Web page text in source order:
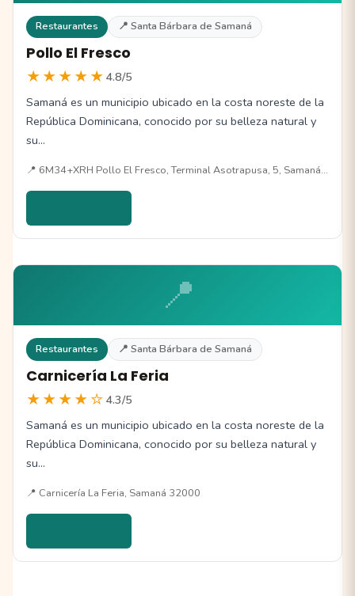
Restaurantes 📍 Santa Bárbara de Samaná
Pollo El Fresco
★★★★★ 4.8/5
Samaná es un municipio ubicado en la costa noreste de la
República Dominicana, conocido por su belleza natural y
su…
📍 6M34+XRH Pollo El Fresco, Terminal Asotrapusa, 5, Samaná…
📍
Restaurantes 📍 Santa Bárbara de Samaná
Carnicería La Feria
★★★★☆ 4.3/5
Samaná es un municipio ubicado en la costa noreste de la
República Dominicana, conocido por su belleza natural y
su…
📍 Carnicería La Feria, Samaná 32000